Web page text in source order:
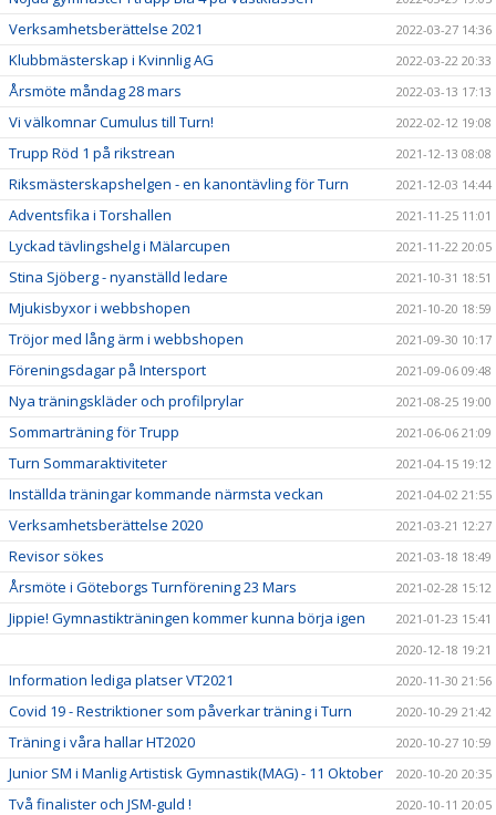
Verksamhetsberättelse 2021 2022-03-27 14:36
Klubbmästerskap i Kvinnlig AG 2022-03-22 20:33
Årsmöte måndag 28 mars 2022-03-13 17:13
Vi välkomnar Cumulus till Turn! 2022-02-12 19:08
Trupp Röd 1 på rikstrean 2021-12-13 08:08
Riksmästerskapshelgen - en kanontävling för Turn 2021-12-03 14:44
Adventsfika i Torshallen 2021-11-25 11:01
Lyckad tävlingshelg i Mälarcupen 2021-11-22 20:05
Stina Sjöberg - nyanställd ledare 2021-10-31 18:51
Mjukisbyxor i webbshopen 2021-10-20 18:59
Tröjor med lång ärm i webbshopen 2021-09-30 10:17
Föreningsdagar på Intersport 2021-09-06 09:48
Nya träningskläder och profilprylar 2021-08-25 19:00
Sommarträning för Trupp 2021-06-06 21:09
Turn Sommaraktiviteter 2021-04-15 19:12
Inställda träningar kommande närmsta veckan 2021-04-02 21:55
Verksamhetsberättelse 2020 2021-03-21 12:27
Revisor sökes 2021-03-18 18:49
Årsmöte i Göteborgs Turnförening 23 Mars 2021-02-28 15:12
Jippie! Gymnastikträningen kommer kunna börja igen
2021-01-23 15:41
2020-12-18 19:21
Information lediga platser VT2021 2020-11-30 21:56
Covid 19 - Restriktioner som påverkar träning i Turn 2020-10-29 21:42
Träning i våra hallar HT2020 2020-10-27 10:59
Junior SM i Manlig Artistisk Gymnastik(MAG) - 11 Oktober 2020-10-20 20:35
Två finalister och JSM-guld ! 2020-10-11 20:05